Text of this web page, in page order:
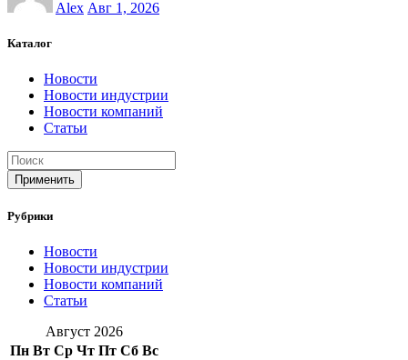
Alex Авг 1, 2026
Каталог
Новости
Новости индустрии
Новости компаний
Статьи
Применить
Рубрики
Новости
Новости индустрии
Новости компаний
Статьи
Август 2026
Пн Вт Ср Чт Пт Сб Вс